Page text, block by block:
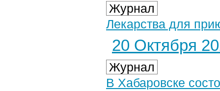
Журнал
Лекарства для
20 Октября
Журнал
В​ Хабаровске​